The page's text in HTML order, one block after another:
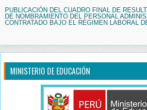
PUBLICACIÓN DEL CUADRO FINAL DE
DE NOMBRAMIENTO DEL PERSONAL
CONTRATADO BAJO EL RÉGIMEN LABORAL
MINISTERIO DE EDUCACIÓN